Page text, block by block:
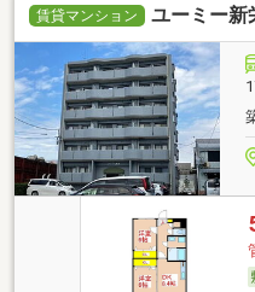
賃貸マンション ユーミー新